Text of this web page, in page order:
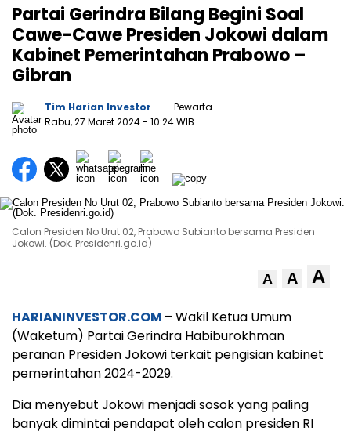
Partai Gerindra Bilang Begini Soal
Cawe-Cawe Presiden Jokowi dalam
Kabinet Pemerintahan Prabowo –
Gibran
Tim Harian Investor
- Pewarta
Rabu, 27 Maret 2024- 10:24 WIB
Calon Presiden No Urut 02, Prabowo Subianto bersama Presiden
Jokowi. (Dok. Presidenri.go.id)
A A A
HARIANINVESTOR.COM – Wakil Ketua Umum
(Waketum) Partai Gerindra Habiburokhman
peranan Presiden Jokowi terkait pengisian kabinet
pemerintahan 2024-2029.
Dia menyebut Jokowi menjadi sosok yang paling
banyak dimintai pendapat oleh calon presiden RI